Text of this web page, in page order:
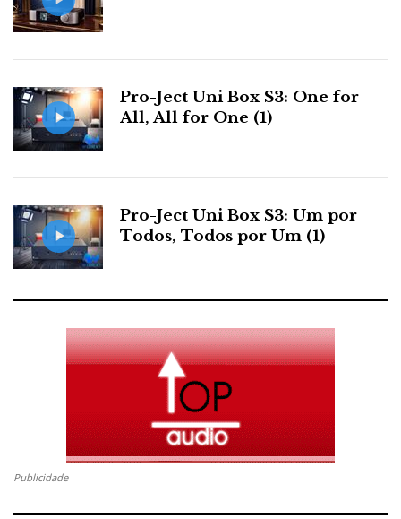
Pro-Ject Uni Box S3: One for
All, All for One (1)
Pro-Ject Uni Box S3: Um por
Todos, Todos por Um (1)
Publicidade